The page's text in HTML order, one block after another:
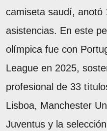
camiseta saudí, anotó
asistencias. En este
olímpica fue con
League en 2025,
profesional de 33
Lisboa, Manchester
Juventus y la